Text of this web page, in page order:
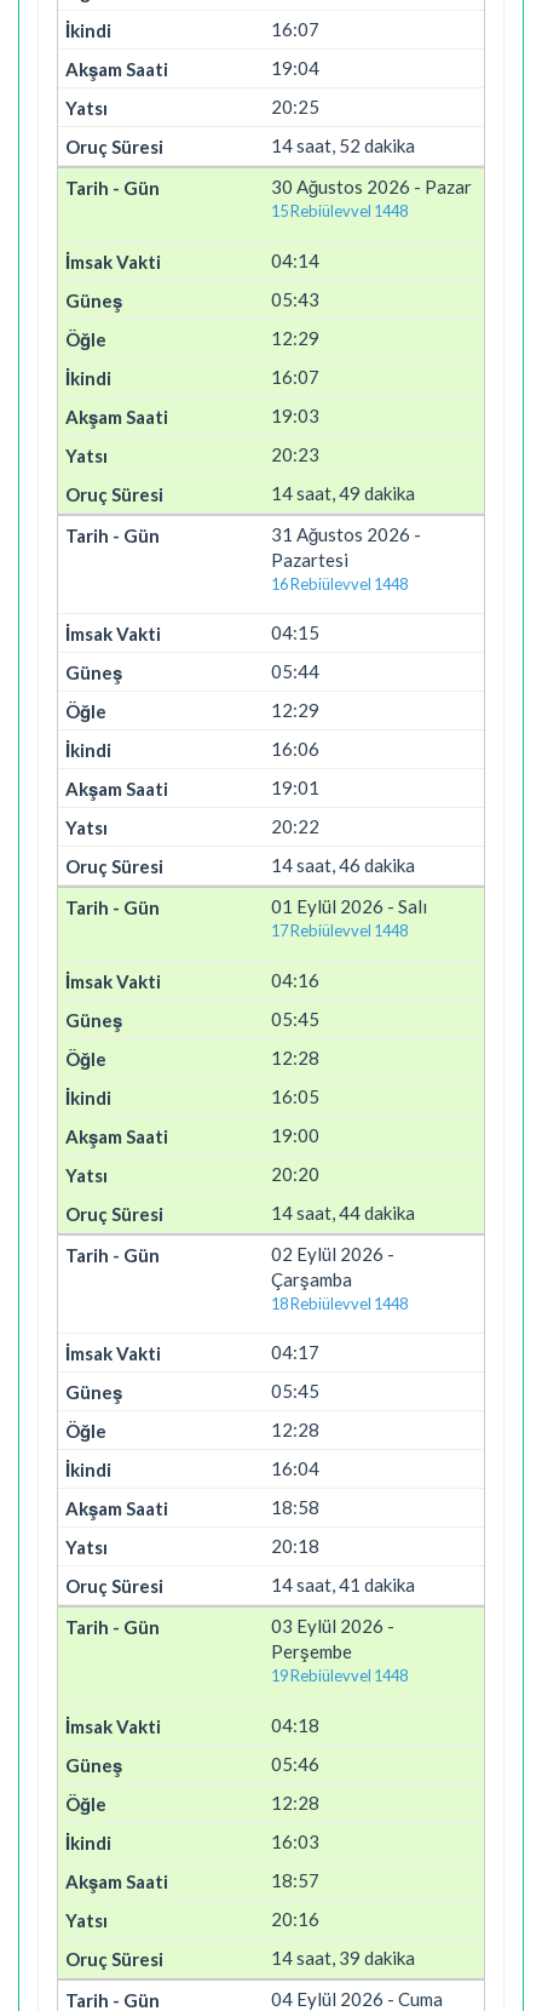
16:07
19:04
20:25
14 saat, 52 dakika
30 Ağustos 2026 - Pazar
15 Rebiülevvel 1448
04:14
05:43
12:29
16:07
19:03
20:23
14 saat, 49 dakika
31 Ağustos 2026 -
Pazartesi
16 Rebiülevvel 1448
04:15
05:44
12:29
16:06
19:01
20:22
14 saat, 46 dakika
01 Eylül 2026 - Salı
17 Rebiülevvel 1448
04:16
05:45
12:28
16:05
19:00
20:20
14 saat, 44 dakika
02 Eylül 2026 -
Çarşamba
18 Rebiülevvel 1448
04:17
05:45
12:28
16:04
18:58
20:18
14 saat, 41 dakika
03 Eylül 2026 -
Perşembe
19 Rebiülevvel 1448
04:18
05:46
12:28
16:03
18:57
20:16
14 saat, 39 dakika
04 Eylül 2026 - Cuma